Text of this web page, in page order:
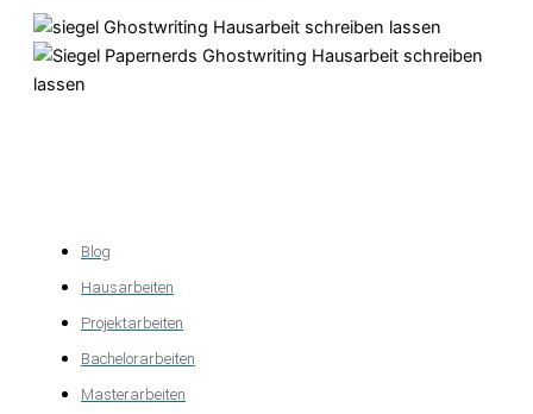
Blog
Hausarbeiten
Projektarbeiten
Bachelorarbeiten
Masterarbeiten